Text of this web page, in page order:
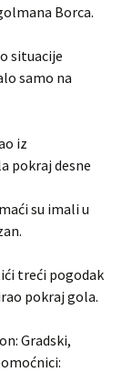
Borca.
situacije
samo na
iz
pokraj desne
su imali u
treći pogodak
pokraj gola.
Gradski,